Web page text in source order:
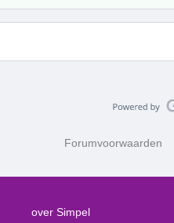
Forumvoorwaarden
over Simpel